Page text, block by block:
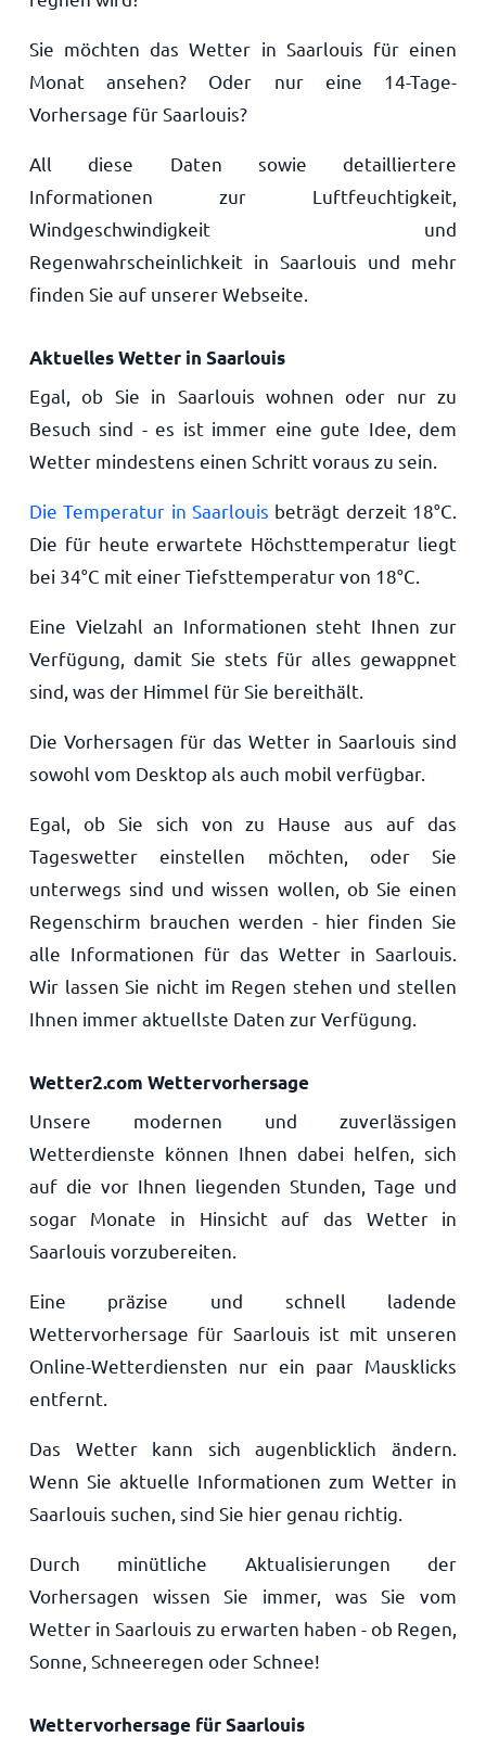
Sie möchten das Wetter in Saarlouis für einen
Monat ansehen? Oder nur eine 14-Tage-
Vorhersage für Saarlouis?
All diese Daten sowie detailliertere
Informationen zur Luftfeuchtigkeit,
Windgeschwindigkeit und
Regenwahrscheinlichkeit in Saarlouis und mehr
finden Sie auf unserer Webseite.
Aktuelles Wetter in Saarlouis
Egal, ob Sie in Saarlouis wohnen oder nur zu
Besuch sind - es ist immer eine gute Idee, dem
Wetter mindestens einen Schritt voraus zu sein.
Die Temperatur in Saarlouis beträgt derzeit 18°C
Die für heute erwartete Höchsttemperatur liegt
bei 34°C mit einer Tiefsttemperatur von 18°C
Eine Vielzahl an Informationen steht Ihnen zur
Verfügung, damit Sie stets für alles gewappnet
sind, was der Himmel für Sie bereithält.
Die Vorhersagen für das Wetter in Saarlouis sind
sowohl vom Desktop als auch mobil verfügbar.
Egal, ob Sie sich von zu Hause aus auf das
Tageswetter einstellen möchten, oder Sie
unterwegs sind und wissen wollen, ob Sie einen
Regenschirm brauchen werden - hier finden Sie
alle Informationen für das Wetter in Saarlouis.
Wir lassen Sie nicht im Regen stehen und stellen
Ihnen immer aktuellste Daten zur Verfügung.
Wetter2.com Wettervorhersage
Unsere modernen und zuverlässigen
Wetterdienste können Ihnen dabei helfen, sich
auf die vor Ihnen liegenden Stunden, Tage und
sogar Monate in Hinsicht auf das Wetter in
Saarlouis vorzubereiten.
Eine präzise und schnell ladende
Wettervorhersage für Saarlouis ist mit unseren
Online-Wetterdiensten nur ein paar Mausklicks
entfernt.
Das Wetter kann sich augenblicklich ändern.
Wenn Sie aktuelle Informationen zum Wetter in
Saarlouis suchen, sind Sie hier genau richtig.
Durch minütliche Aktualisierungen der
Vorhersagen wissen Sie immer, was Sie vom
Wetter in Saarlouis zu erwarten haben - ob Regen,
Sonne, Schneeregen oder Schnee!
Wettervorhersage für Saarlouis